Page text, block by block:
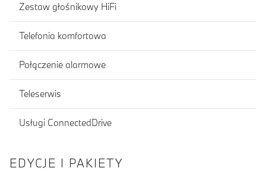
Zestaw głośnikowy HiFi
Telefonia komfortowa
Połączenie alarmowe
Teleserwis
Usługi ConnectedDrive
EDYCJE I PAKIETY